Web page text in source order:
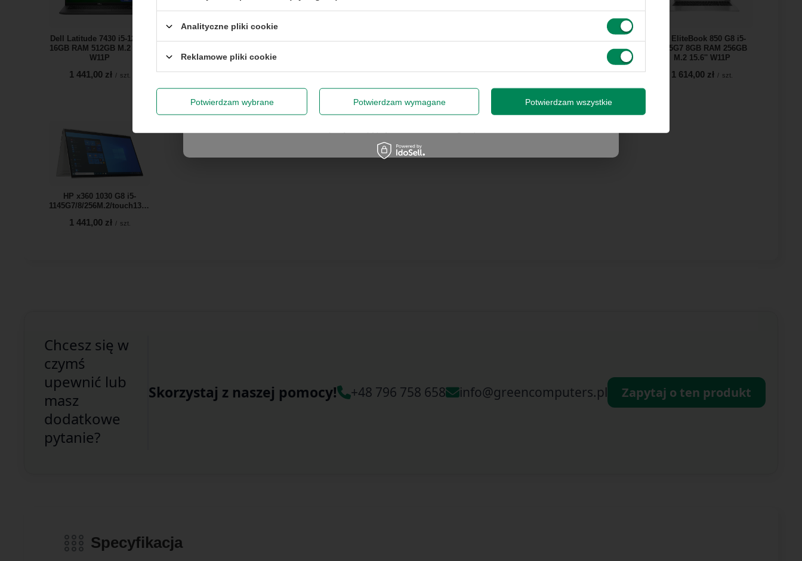
Dell Latitude 7430 i5-1245U
16GB RAM 512GB M.2 T14''
W11P
1 441,00 zł / szt.
W11P
16GB RAM 256GB M.2 15"
HP EliteBook 850 G8 i5-
1135G7 8GB RAM 256GB
M.2 15.6'' W11P
1 614,00 zł / szt.
HP x360 1030 G8 i5-
1145G7/8/256M.2/touch13'/W11P
1 441,00 zł / szt.
Chcesz się w
czymś
upewnić lub
masz
dodatkowe
pytanie?
Skorzystaj z naszej pomocy! +48 796 758 658 info@greencomputers.pl Zapytaj o ten produkt
Specyfikacja
Rabat 50 zł przy zamówieniach powyżej 300 zł. Oferta jednorazowa, nie łączy się z innymi
Wyrażam zgodę na przetwarzanie danych osobowych (adres e-mail) na potrzeby wysyłki
Zapisz się
Analityczne pliki cookie
Reklamowe pliki cookie
Potwierdzam wybrane Potwierdzam wymagane Potwierdzam wszystkie